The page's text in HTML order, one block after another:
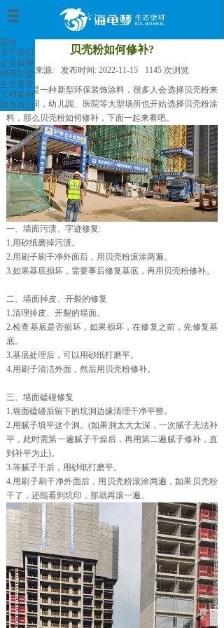
首页
关于我们
企业新闻
招商加盟
企业资质
工程案例
联系我们
贝壳粉如何修补?
来源: 发布时间: 2022-11-15 1145 次浏览
贝壳粉是一种新型环保装饰涂料，很多人会选择贝壳粉来
装饰房间，幼儿园、医院等大型场所也开始选择贝壳粉涂
料，那么贝壳粉如何修补，下面一起来看吧。
一、墙面污渍、字迹修复:
1.用砂纸磨掉污渍。
2.用刷子刷干净外面后，用贝壳粉滚涂两遍。
3.如果基底损坏，需要事后修复基底，再用贝壳粉修补。
二、墙面掉皮、开裂的修复
1.清理掉皮、开裂的墙面。
2.检查基底是否损坏，如果损坏，在修复之前，先修复基
底。
3.基底处理后，可以用砂纸打磨平。
4.用刷子清洁外面，然后用贝壳粉修补。
三、墙面磕碰修复
1.墙面磕碰后留下的坑洞边缘清理干净平整。
2.用腻子填平这个洞。(如果洞太大太深，一次腻子无法补
平，此时需第一遍腻子干燥后，再用第二遍腻子修补，直
到补平为止)。
3.等腻子干后，用砂纸打磨平。
4.用刷子刷干净外面后，用贝壳粉滚涂两遍，如果贝壳粉
干了，还能看到坑印，那就再滚一遍。